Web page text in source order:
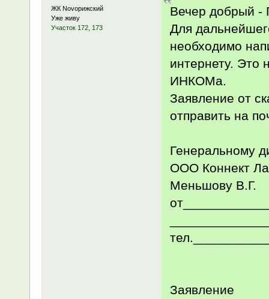
ЖК Novoрижский
Уже живу
Участок 172, 173
Вечер добрый -
Для
необходимо
интернету. Это
ИНКОМа.
Заявление от
отправить на
Генеральному
ООО Коннект
Меньшову В.Г.
Заявление